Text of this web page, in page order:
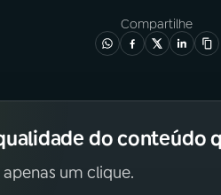
Compartilhe
do conteúdo
um clique.